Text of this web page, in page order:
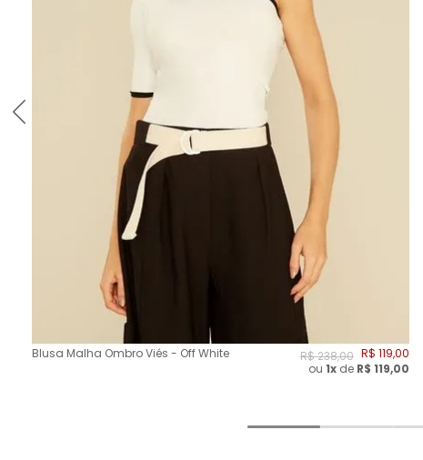
Blusa Malha Ombro Viés - Off White R$238,00 R$ 119,00
ou 1xde R$ 119,00